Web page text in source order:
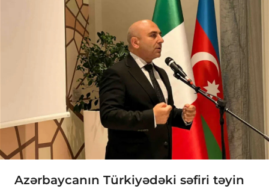
Azərbaycanın Türkiyədəki səfiri təyin